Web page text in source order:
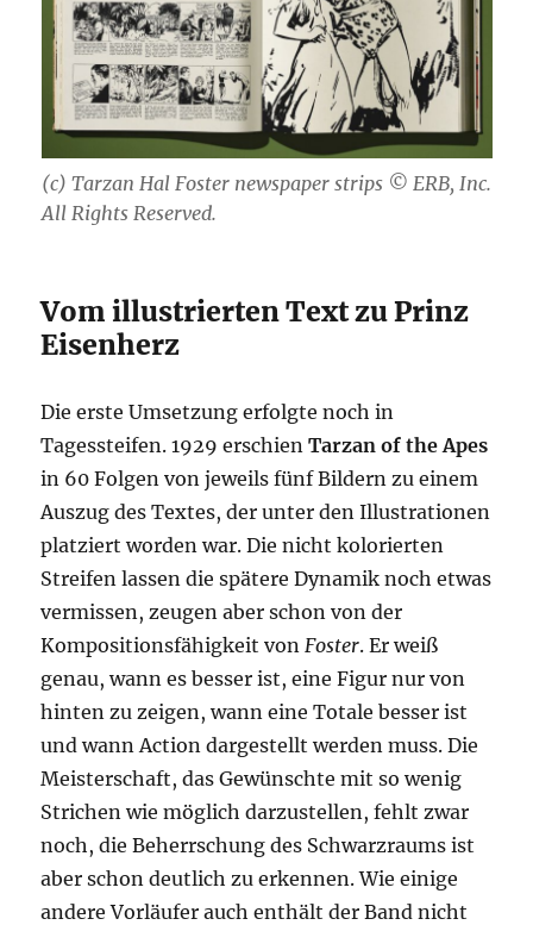
(c) Tarzan Hal Foster newspaper strips © ERB, Inc.
All Rights Reserved.
Vom illustrierten Text zu Prinz
Eisenherz
Die erste Umsetzung erfolgte noch in
Tagessteifen. 1929 erschienTarzan of the Apes
in 60 Folgen von jeweils fünf Bildern zu einem
Auszug des Textes, der unter den Illustrationen
platziert worden war. Die nicht kolorierten
Streifen lassen die spätere Dynamik noch etwas
vermissen, zeugen aber schon von der
Kompositionsfähigkeit von Foster. Er weiß
genau, wann es besser ist, eine Figur nur von
hinten zu zeigen, wann eine Totale besser ist
und wann Action dargestellt werden muss. Die
Meisterschaft, das Gewünschte mit so wenig
Strichen wie möglich darzustellen, fehlt zwar
noch, die Beherrschung des Schwarzraums ist
aber schon deutlich zu erkennen. Wie einige
andere Vorläufer auch enthält der Band nicht